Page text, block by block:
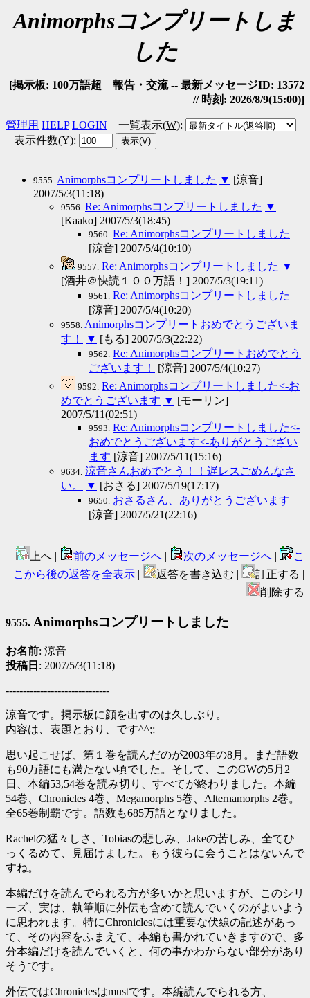
Animorphsコンプリートしま
した
[掲示板: 100万語超 報告・交流 -- 最新メッセージID: 13572
// 時刻: 2026/8/9(15:00)]
管理用 HELP LOGIN 一覧表示(W):
表示件数(Y):
9555. Animorphsコンプリートしました ▼ [涼音]
2007/5/3(11:18)
9556. Re: Animorphsコンプリートしました ▼
[Kaako] 2007/5/3(18:45)
9560. Re: Animorphsコンプリートしました
[涼音] 2007/5/4(10:10)
9557. Re: Animorphsコンプリートしました ▼
[酒井＠快読１００万語！] 2007/5/3(19:11)
9561.
Re: Animorphsコンプリートしました
[涼音] 2007/5/4(10:20)
9558. Animorphsコンプリートおめでとうございま
す！
▼ [もる] 2007/5/3(22:22)
9562. Re: Animorphsコンプリートおめでとう
ございます！
[涼音] 2007/5/4(10:27)
9592. Re: Animorphsコンプリートしました<-お
めでとうございます ▼ [モーリン]
2007/5/11(02:51)
9593. Re: Animorphsコンプリートしました<-
おめでとうございます<-ありがとうござい
ます [涼音] 2007/5/11(15:16)
9634. 涼音さんおめでとう！！遅レスごめんなさ
い。
▼ [おさる] 2007/5/19(17:17)
9650. おさるさん、ありがとうございます
[涼音] 2007/5/21(22:16)
上へ | 前のメッセージへ | 次のメッセージへ |
こ
こから後の返答を全表示 | 返答を書き込む |
訂正する |
削除する
9555. Animorphsコンプリートしました
お名前: 涼音
投稿日 : 2007/5/3(11:18)
------------------------------
涼音です。掲示板に顔を出すのは久しぶり。
内容は、表題とおり、です^^;;
思い起こせば、第１巻を読んだのが2003年の8月。まだ語数
も90万語にも満たない頃でした。そして、このGWの5月2
日、本編53,54巻を読み切り、すべてが終わりました。本編
54巻、Chronicles 4巻、Megamorphs 5巻、Alternamorphs 2巻。
全65巻制覇です。語数も685万語となりました。
Rachelの猛々しさ、Tobiasの悲しみ、Jakeの苦しみ、全てひ
っくるめて、見届けました。もう彼らに会うことはないんで
すね。
本編だけを読んでられる方が多いかと思いますが、このシリ
ーズ、実は、執筆順に外伝も含めて読んでいくのがよいよう
に思われます。特にChroniclesには重要な伏線の記述があっ
て、その内容をふまえて、本編も書かれていきますので、多
分本編だけを読んでいくと、何の事かわからない部分があり
そうです。
外伝ではChroniclesはmustです。本編読んでられる方、